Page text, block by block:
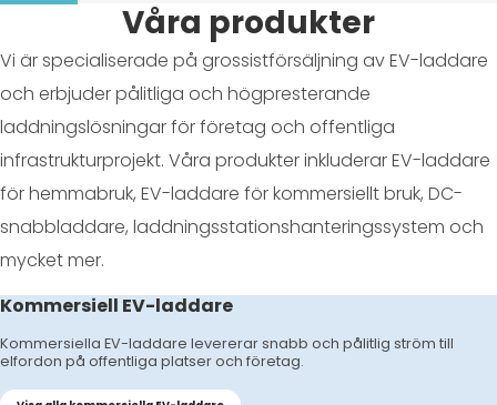
Våra produkter
Vi är specialiserade på grossistförsäljning av EV-laddare
och erbjuder pålitliga och högpresterande
laddningslösningar för företag och offentliga
infrastrukturprojekt. Våra produkter inkluderar EV-laddare
för hemmabruk, EV-laddare för kommersiellt bruk, DC-
snabbladdare, laddningsstationshanteringssystem och
mycket mer.
Kommersiell EV-laddare
Kommersiella EV-laddare levererar snabb och pålitlig ström till
elfordon på offentliga platser och företag.